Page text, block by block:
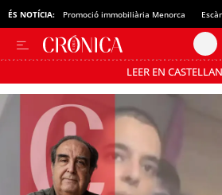
ÉS NOTÍCIA: Promoció immobiliària Menorca
LEER EN
Passa’t al mode estalvi